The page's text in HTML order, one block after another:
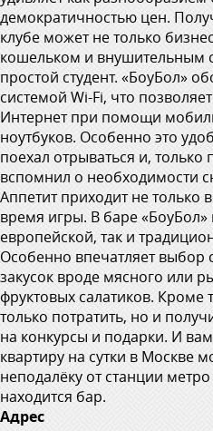
демократичностью цен.
клубе может не только
кошельком и внушительным
простой студент. «БоуБол»
системой Wi-Fi, что
Интернет при помощи
ноутбуков. Особенно это
поехал отрываться и,
вспомнил о необходимости
Аппетит приходит не только
время игры. В баре
европейской, так и
Особенно впечатляет выбор
закусок вроде мясного или
фруктовых салатиков. Кроме
только потратить, но и
на конкурсы и подарки. И
квартиру на сутки в Москве
неподалёку от станции метро
находится бар.
Адрес